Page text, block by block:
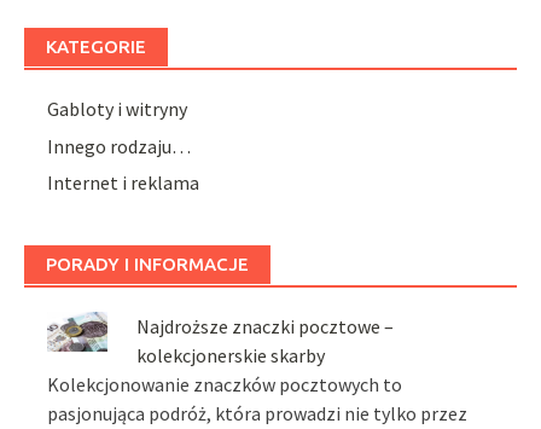
KATEGORIE
Gabloty i witryny
Innego rodzaju…
Internet i reklama
PORADY I INFORMACJE
Najdroższe znaczki pocztowe –
kolekcjonerskie skarby
Kolekcjonowanie znaczków pocztowych to
pasjonująca podróż, która prowadzi nie tylko przez